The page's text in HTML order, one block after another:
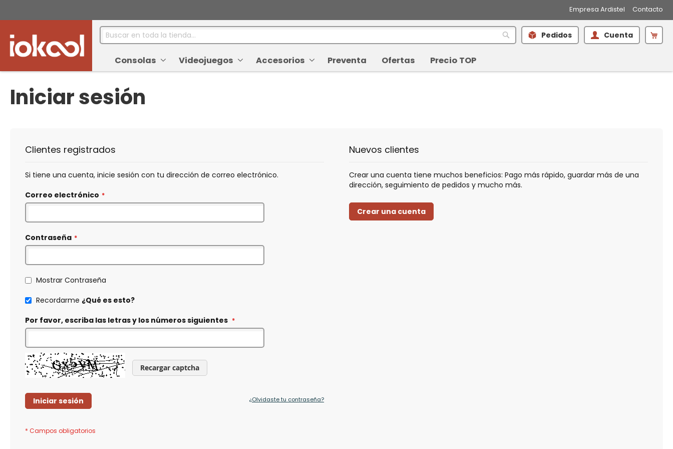
Empresa Ardistel Contacto
Consolas Videojuegos Accesorios Preventa Ofertas Precio TOP
Buscar
Pedidos Cuenta Mi
Iniciar sesión
Clientes registrados
Si tiene una cuenta, inicie sesión con tu dirección de correo electrónico.
Correo electrónico
Contraseña
Mostrar Contraseña
Recordarme ¿Qué es esto?
Por favor, escriba las letras y los números siguientes
Recargar captcha
Iniciar sesión ¿Olvidaste tu contraseña?
Nuevos clientes
Crear una cuenta tiene muchos beneficios: Pago más rápido, guardar más de una
dirección, seguimiento de pedidos y mucho más.
Crear una cuenta